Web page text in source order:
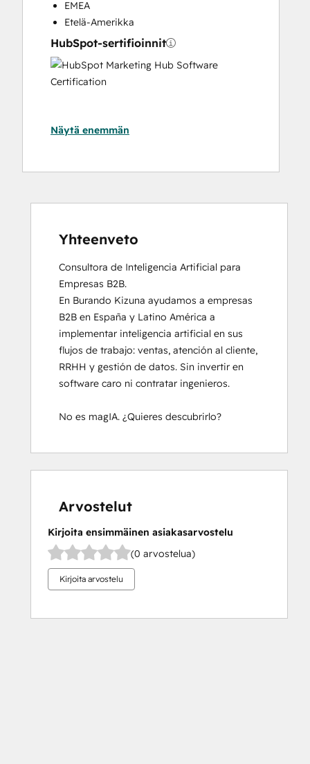
EMEA
Etelä-Amerikka
HubSpot-sertifioinnit
Näytä enemmän
Yhteenveto
Consultora de Inteligencia Artificial para
Empresas B2B.
En Burando Kizuna ayudamos a empresas
B2B en España y Latino América a
implementar inteligencia artificial en sus
flujos de trabajo: ventas, atención al cliente,
RRHH y gestión de datos. Sin invertir en
software caro ni contratar ingenieros.
No es magIA. ¿Quieres descubrirlo?
Arvostelut
Kirjoita ensimmäinen asiakasarvostelu
(0 arvostelua)
Kirjoita arvostelu